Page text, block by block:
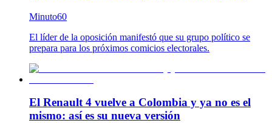
Minuto60
El líder de la oposición manifestó que su grupo político se
prepara para los próximos comicios electorales.
El Renault 4 vuelve a Colombia y ya no es el
mismo: así es su nueva versión